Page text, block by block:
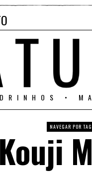
•
NAVEGAR POR TAG
Kouji